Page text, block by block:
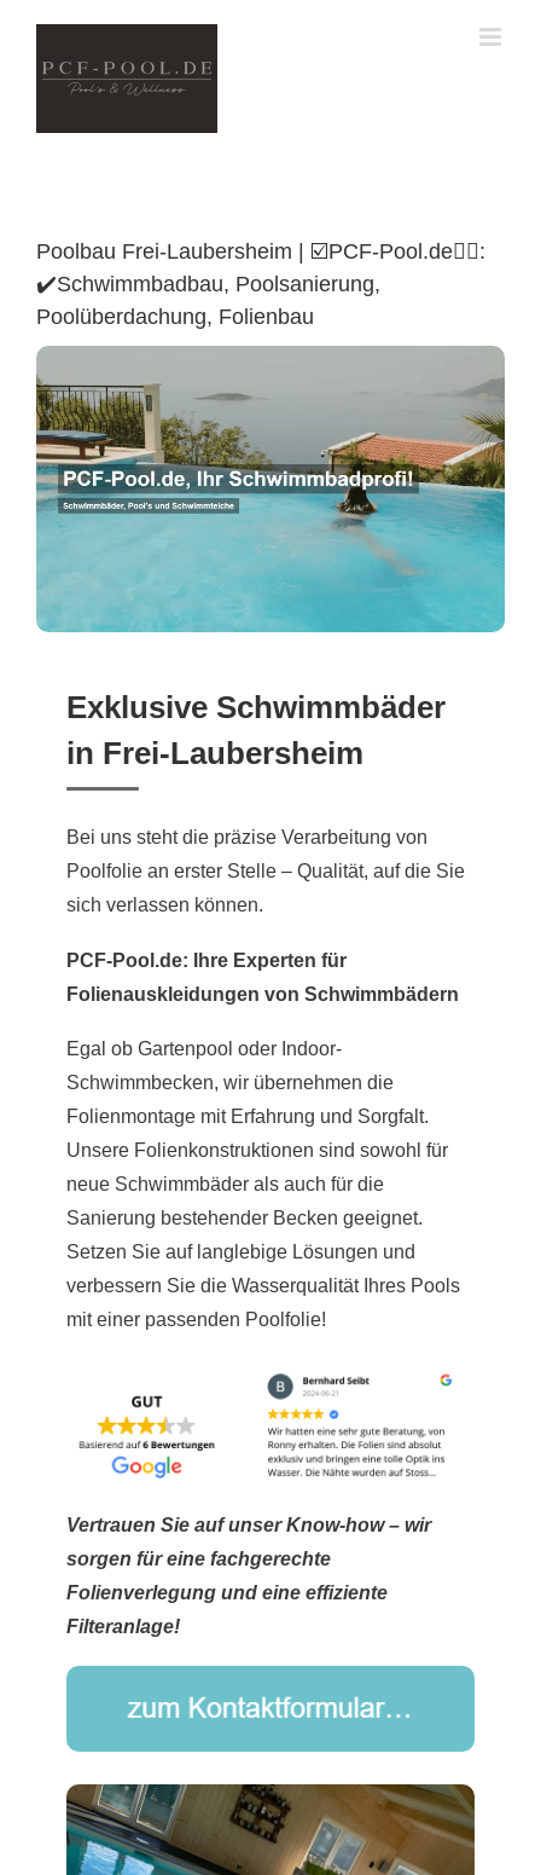
content
Poolbau Frei-Laubersheim | ☑️PCF-Pool.de🏊🏼:
✔️Schwimmbadbau, Poolsanierung,
Poolüberdachung, Folienbau
Exklusive Schwimmbäder
in Frei-Laubersheim
Bei uns steht die präzise Verarbeitung von
Poolfolie an erster Stelle – Qualität, auf die Sie
sich verlassen können.
PCF-Pool.de: Ihre Experten für
Folienauskleidungen von Schwimmbädern
Egal ob Gartenpool oder Indoor-
Schwimmbecken, wir übernehmen die
Folienmontage mit Erfahrung und Sorgfalt.
Unsere Folienkonstruktionen sind sowohl für
neue Schwimmbäder als auch für die
Sanierung bestehender Becken geeignet.
Setzen Sie auf langlebige Lösungen und
verbessern Sie die Wasserqualität Ihres Pools
mit einer passenden Poolfolie!
Vertrauen Sie auf unser Know-how – wir
sorgen für eine fachgerechte
Folienverlegung und eine effiziente
Filteranlage!